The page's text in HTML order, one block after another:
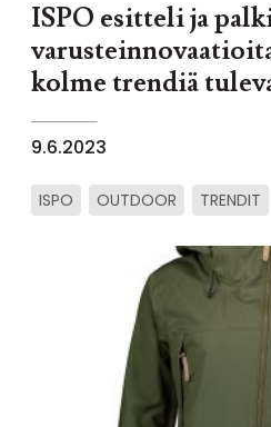
ISPO esitteli ja
kolme trendiä
9.6.2023
ISPO OUTDOOR TRENDIT